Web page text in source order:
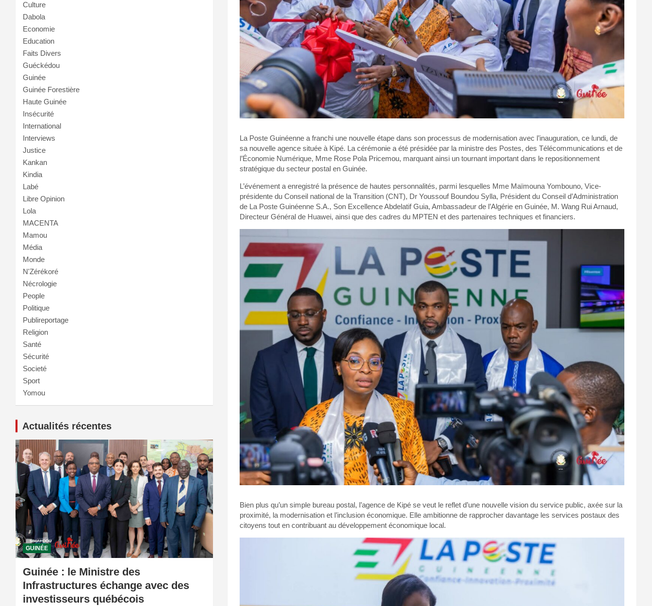
La Poste Guinéenne a franchi une nouvelle étape dans son processus de modernisation avec l’inauguration, ce lundi, de
sa nouvelle agence située à Kipé. La cérémonie a été présidée par la ministre des Postes, des Télécommunications et de
l’Économie Numérique, Mme Rose Pola Pricemou, marquant ainsi un tournant important dans le repositionnement
stratégique du secteur postal en Guinée.
L’événement a enregistré la présence de hautes personnalités, parmi lesquelles Mme Maïmouna Yombouno, Vice-
présidente du Conseil national de la Transition (CNT), Dr Youssouf Boundou Sylla, Président du Conseil d’Administration
de La Poste Guinéenne S.A., Son Excellence Abdelatif Guia, Ambassadeur de l’Algérie en Guinée, M. Wang Rui Arnaud,
Directeur Général de Huawei, ainsi que des cadres du MPTEN et des partenaires techniques et financiers.
Bien plus qu’un simple bureau postal, l’agence de Kipé se veut le reflet d’une nouvelle vision du service public, axée sur la
proximité, la modernisation et l’inclusion économique. Elle ambitionne de rapprocher davantage les services postaux des
citoyens tout en contribuant au développement économique local.
Culture
Dabola
Economie
Education
Faits Divers
Guéckédou
Guinée
Guinée Forestière
Haute Guinée
Insécurité
International
Interviews
Justice
Kankan
Kindia
Labé
Libre Opinion
Lola
MACENTA
Mamou
Média
Monde
N'Zérékoré
Nécrologie
People
Politique
Publireportage
Religion
Santé
Sécurité
Societé
Sport
Yomou
Actualités récentes
GUINÉE
Guinée : le Ministre des
Infrastructures échange avec des
investisseurs québécois